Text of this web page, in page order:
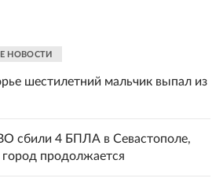
НОВОСТИ
шестилетний мальчик выпал из
сбили 4 БПЛА в Севастополе,
город продолжается